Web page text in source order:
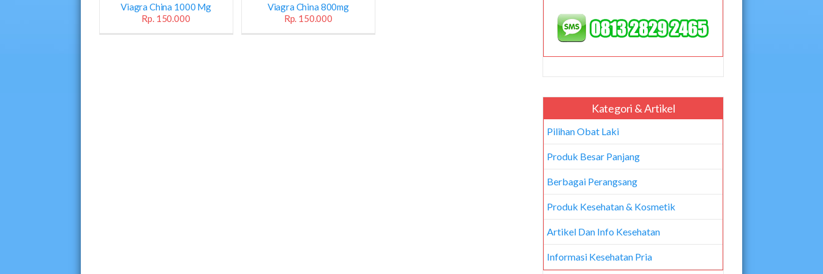
Viagra China 1000 Mg
Rp. 150.000
Viagra China 800mg
Rp. 150.000
Kategori & Artikel
Pilihan Obat Laki
Produk Besar Panjang
Berbagai Perangsang
Produk Kesehatan & Kosmetik
Artikel Dan Info Kesehatan
Informasi Kesehatan Pria